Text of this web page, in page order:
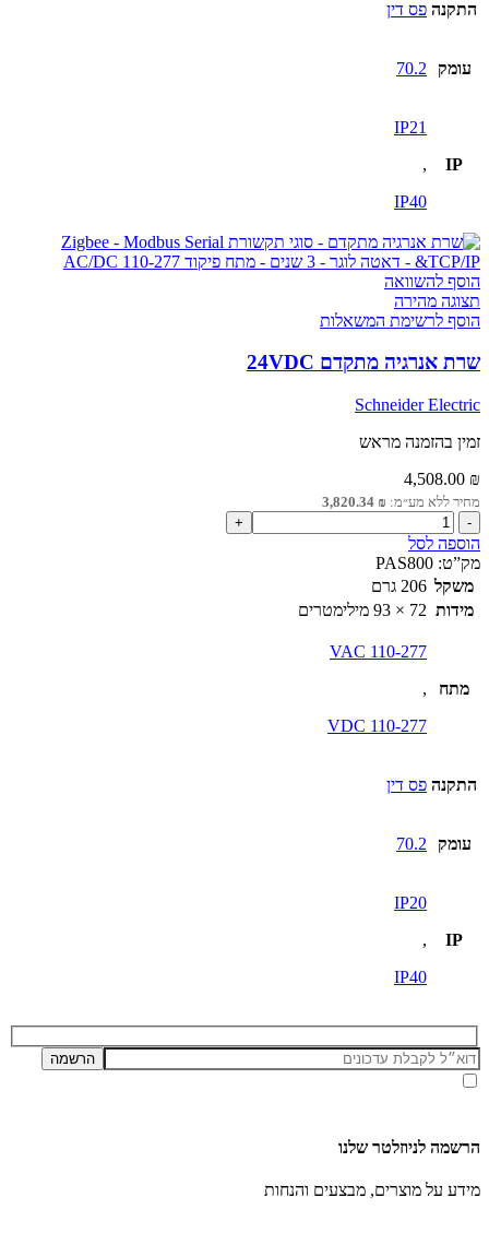
התקנה פס דין
עומק 70.2
IP
IP21
,
IP40
הוסף להשוואה
תצוגה מהירה
הוסף לרשימת המשאלות
שרת אנרגיה מתקדם 24VDC
Schneider Electric
זמין בהזמנה מראש
4,508.00 ₪
מחיר ללא מע״מ: 3,820.34 ₪
כמות
של
שרת
אנרגיה
מתקדם
24VDC
הוספה לסל
מק”ט: PAS800
משקל 206 גרם
מידות 72 × 93 מילימטרים
מתח
110-277 VAC
,
110-277 VDC
התקנה פס דין
עומק 70.2
IP
IP20
,
IP40
הרשמה לניוזלטר שלנו
מידע על מוצרים, מבצעים והנחות